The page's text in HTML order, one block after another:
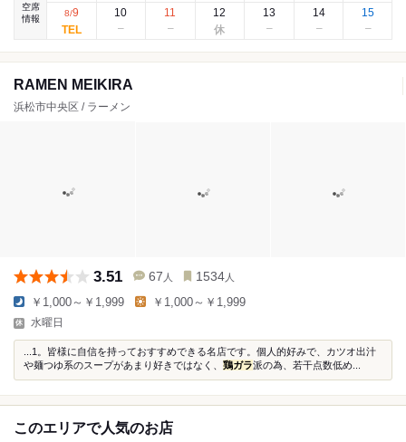
空席
情報
8/9 10 11 12 13 14 15
RAMEN MEIKIRA
浜松市中央区 / ラーメン
3.51 67 人 1534 人
￥1,000～￥1,999 ￥1,000～￥1,999
水曜日
...1。皆様に自信を持っておすすめできる名店です。個人的好みで、カツオ出汁
や麺つゆ系のスープがあまり好きではなく、 鶏ガラ派の為、若干点数低め...
このエリアで人気のお店